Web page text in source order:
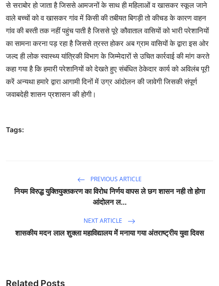
से सराबोर हो जाता है जिससे आमजनों के साथ ही महिलाओं व खासकर स्कूल जाने
वाले बच्चों को व खासकर गांव में किसी की तबीयत बिगड़ी तो कीचड के कारण वाहन
गांव की बस्ती तक नहीं पहुंच पाती है जिससे पूरे कौवाताल वासियों को ‌भारी परेशानियों
का सामना करना पड़ रहा है जिससे त्रस्त होकर अब ग्राम वासियों के द्वारा इस ओर‌
जल्द ही ‌लोक स्वास्थ्य यांत्रिकी विभाग के जिम्मेदारों से उचित कार्रवाई की मांग करते
कहा गया है कि हमारी परेशानियों को देखते हुए संबंधित ठेकेदार कार्य को अविलंब पूरी
करें अन्यथा हमारे द्वारा आगामी दिनों में उग्र आंदोलन की जावेगी जिसकी संपूर्ण
जवाबदेही शासन प्रशासन की होगी।
Tags:
PREVIOUS ARTICLE
नियम विरुद्ध युक्तियुक्तकरण का विरोध निर्णय वापस ले छग शासन नही तो होगा
आंदोलन ल...
NEXT ARTICLE
शासकीय मदन लाल शुक्ला महाविद्यालय में मनाया गया अंतराष्ट्रीय युवा दिवस
Related Posts